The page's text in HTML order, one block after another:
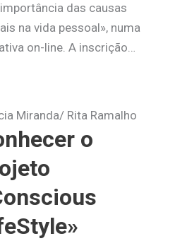
importância das causas
na vida pessoal», numa
on-line. A inscrição…
Miranda/ Rita Ramalho
o